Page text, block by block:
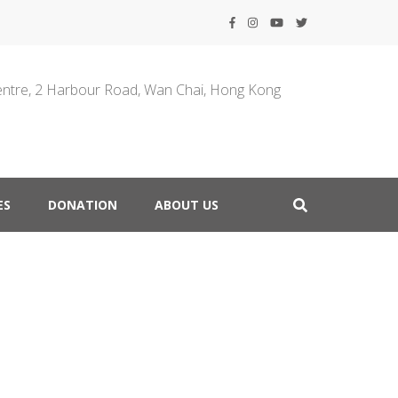
2 Harbour Road, Wan Chai, Hong Kong
DONATION ABOUT US